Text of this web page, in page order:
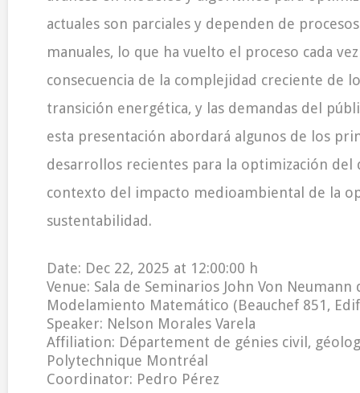
actuales son parciales y dependen de
manuales, lo que ha vuelto el proceso cada
consecuencia de la complejidad creciente de
transición energética, y las demandas del
esta presentación abordará algunos de los
desarrollos recientes para la optimización del
contexto del impacto medioambiental de la
sustentabilidad.
Date: Dec 22, 2025 at 12:00:00 h
Venue: Sala de Seminarios John Von
Modelamiento Matemático (Beauchef 851,
Speaker: Nelson Morales Varela
Affiliation: Département de génies civil,
Polytechnique Montréal
Coordinator: Pedro Pérez